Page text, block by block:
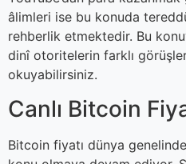
âlimleri ise bu konuda
rehberlik etmektedir. Bu
dinî otoritelerin farklı
okuyabilirsiniz.
Canlı Bitcoin
Bitcoin fiyatı dünya